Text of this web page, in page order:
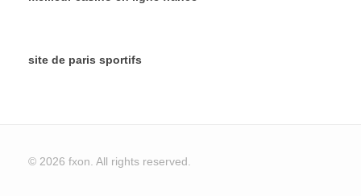
site de paris sportifs
© 2026 fxon. All rights reserved.